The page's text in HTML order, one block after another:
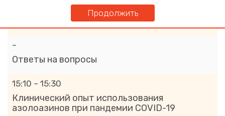
Эволюция этиотропной терапии ковида
Сапронов Георгий Витальевич
–
Ответы на вопросы
15:10 – 15:30
Клинический опыт использования
азолоазинов при пандемии COVID-19
Продолжить